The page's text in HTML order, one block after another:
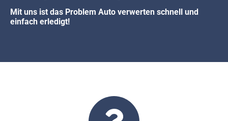
Mit uns ist das Problem Auto verwerten schnell und
einfach erledigt!